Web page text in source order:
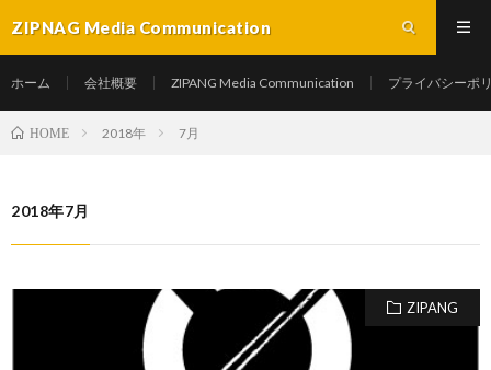
ZIPNAG Media Communication
ホーム 会社概要 ZIPANG Media Communication プライバシーポ
HOME 2018年 7月
2018年7月
ZIPANG